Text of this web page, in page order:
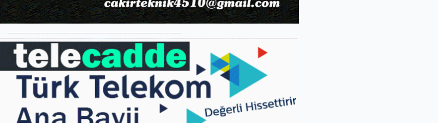
--------------------------------------------------------------------